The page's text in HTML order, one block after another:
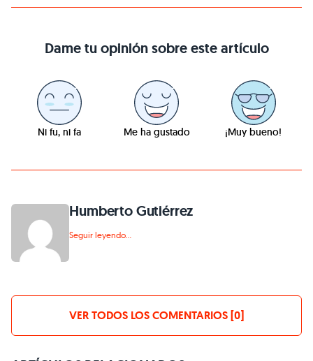
Dame tu opinión sobre este artículo
Ni fu, ni fa Me ha gustado ¡Muy bueno!
Humberto Gutiérrez
Seguir leyendo...
VER TODOS LOS COMENTARIOS [0]